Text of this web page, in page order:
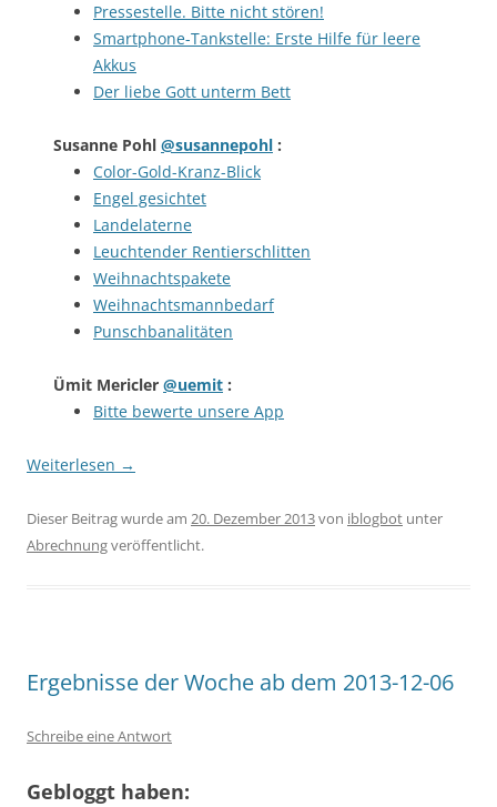
Pressestelle. Bitte nicht stören!
Smartphone-Tankstelle: Erste Hilfe für leere
Akkus
Der liebe Gott unterm Bett
Susanne Pohl @susannepohl :
Color-Gold-Kranz-Blick
Engel gesichtet
Landelaterne
Leuchtender Rentierschlitten
Weihnachtspakete
Weihnachtsmannbedarf
Punschbanalitäten
Ümit Mericler @uemit :
Bitte bewerte unsere App
Weiterlesen →
Dieser Beitrag wurde am 20. Dezember 2013von iblogbot unter
Abrechnungveröffentlicht.
Ergebnisse der Woche ab dem 2013-12-06
Schreibe eine Antwort
Gebloggt haben: